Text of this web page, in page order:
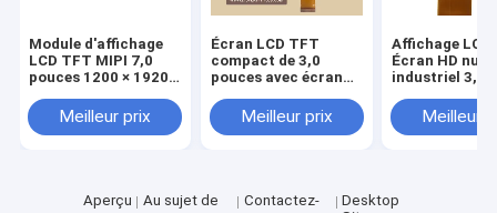
Module d'affichage
LCD TFT MIPI 7,0
pouces 1200 × 1920
Meilleur prix
Écran LCD TFT
compact de 3,0
pouces avec écran
Meilleur prix
Affichage LCD
Écran HD
industriel 3,5
réponse
16 ms
Meilleur
Aperçu
Au sujet de
Contactez-
Desktop